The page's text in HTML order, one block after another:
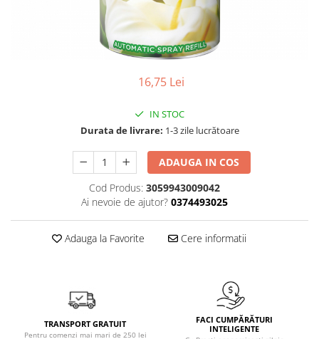
Solutie de indepartat rugina si
Produse pentru coafat
Produse pentru curatarea tenului
Tratament pentru par, conditioner
pentru par, masca de par
Vata demachianta
16,75 Lei
IN STOC
Durata de livrare: 1-3 zile lucrătoare
ADAUGA IN COS
Cod Produs: 3059943009042
Ai nevoie de ajutor? 0374493025
Adauga la Favorite Cere informatii
TRANSPORT GRATUIT
Pentru comenzi mai mari de 250 lei
FACI CUMPĂRĂTURI
INTELIGENTE